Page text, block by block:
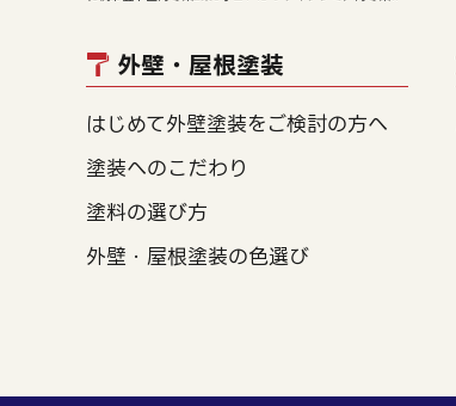
外壁・屋根塗装
はじめて外壁塗装をご検討の方へ
塗装へのこだわり
塗料の選び方
外壁・屋根塗装の色選び